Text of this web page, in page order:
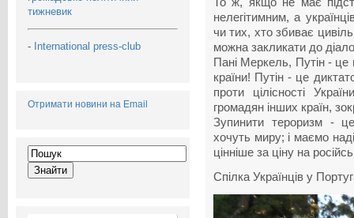
тижневик
- International press-club
Отримати новини на Email
нелегітимним, а
чи тих, хто збиває
можна закликати до
Пані Меркель, Путін - це
країни! Путін - це
проти цілісності
громадян інших країн,
Зупинити тероризм -
хочуть миру; і маємо
цінніше за ціну на
Спілка Українців у